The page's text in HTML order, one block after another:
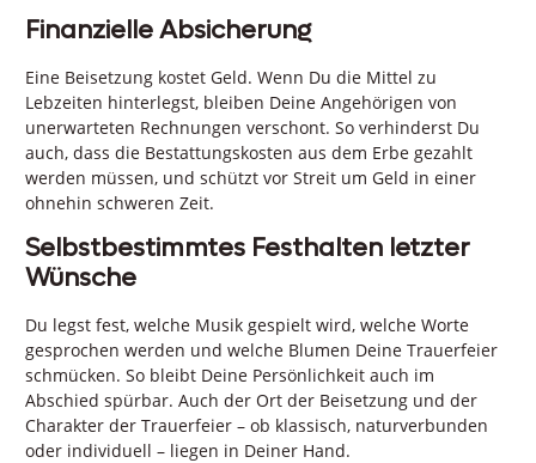
Finanzielle Absicherung
Eine Beisetzung kostet Geld. Wenn Du die Mittel zu
Lebzeiten hinterlegst, bleiben Deine Angehörigen von
unerwarteten Rechnungen verschont. So verhinderst Du
auch, dass die Bestattungskosten aus dem Erbe gezahlt
werden müssen, und schützt vor Streit um Geld in einer
ohnehin schweren Zeit.
Selbstbestimmtes Festhalten letzter
Wünsche
Du legst fest, welche Musik gespielt wird, welche Worte
gesprochen werden und welche Blumen Deine Trauerfeier
schmücken. So bleibt Deine Persönlichkeit auch im
Abschied spürbar. Auch der Ort der Beisetzung und der
Charakter der Trauerfeier – ob klassisch, naturverbunden
oder individuell – liegen in Deiner Hand.